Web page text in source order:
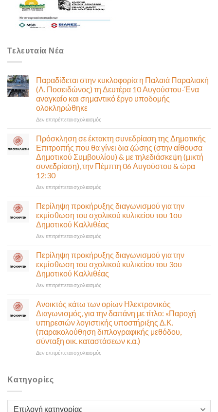
Τελευταία Νέα
Παραδίδεται στην κυκλοφορία η Παλαιά Παραλιακή
(Λ. Ποσειδώνος) τη Δευτέρα 10 Αυγούστου-Ένα
αναγκαίο και σημαντικό έργο υποδομής
ολοκληρώθηκε
Δεν επιτρέπεται σχολιασμόςστο
κυκλοφορία
η
Παλαιά
Παραλιακή
Ποσειδώνος)
10
Αυγούστου-
Ένα
αναγκαίο
σημαντικό
έργο
υποδομής
ολοκληρώθηκε
Πρόσκληση σε έκτακτη συνεδρίαση της Δημοτικής
Επιτροπής που θα γίνει δια ζώσης (στην αίθουσα
Δημοτικού Συμβουλίου) & με τηλεδιάσκεψη (μικτή
συνεδρίαση), την Πέμπτη 06 Αυγούστου & ώρα
12:30
Δεν επιτρέπεται σχολιασμόςστο
σε
έκτακτη
συνεδρίαση
της
Δημοτικής
που
θα
γίνει
δια
ζώσης
αίθουσα
Δημοτικού
Συμβουλίου)
&
με
τηλεδιάσκεψη
(μικτή
&
Περίληψη προκήρυξης διαγωνισμού για την
εκμίσθωση του σχολικού κυλικείου του 1ου
Δημοτικού Καλλιθέας
Δεν επιτρέπεται σχολιασμόςστο
προκήρυξης
διαγωνισμού
για
την
εκμίσθωση
σχολικού
κυλικείου
του
1ου
Δημοτικού
Καλλιθέας
Περίληψη προκήρυξης διαγωνισμού για την
εκμίσθωση του σχολικού κυλικείου του 3ου
Δημοτικού Καλλιθέας
Δεν επιτρέπεται σχολιασμόςστο
προκήρυξης
διαγωνισμού
για
την
εκμίσθωση
του
σχολικού
Ανοικτός κάτω των ορίων Ηλεκτρονικός
Διαγωνισμός, για την δαπάνη με τίτλο: «Παροχή
υπηρεσιών λογιστικής υποστήριξης Δ.Κ.
(παρακολούθηση διπλογραφικής μεθόδου,
σύνταξη οικ. καταστάσεων κ.α.)
Δεν επιτρέπεται σχολιασμόςστο
Διαγωνισμός,
Κατηγορίες
Κατηγορίες